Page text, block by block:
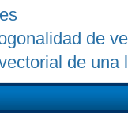
de
de una